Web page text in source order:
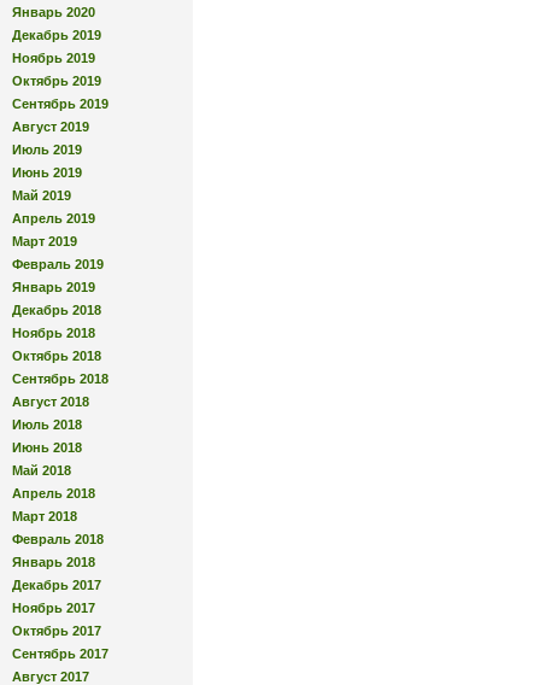
Январь 2020
Декабрь 2019
Ноябрь 2019
Октябрь 2019
Сентябрь 2019
Август 2019
Июль 2019
Июнь 2019
Май 2019
Апрель 2019
Март 2019
Февраль 2019
Январь 2019
Декабрь 2018
Ноябрь 2018
Октябрь 2018
Сентябрь 2018
Август 2018
Июль 2018
Июнь 2018
Май 2018
Апрель 2018
Март 2018
Февраль 2018
Январь 2018
Декабрь 2017
Ноябрь 2017
Октябрь 2017
Сентябрь 2017
Август 2017